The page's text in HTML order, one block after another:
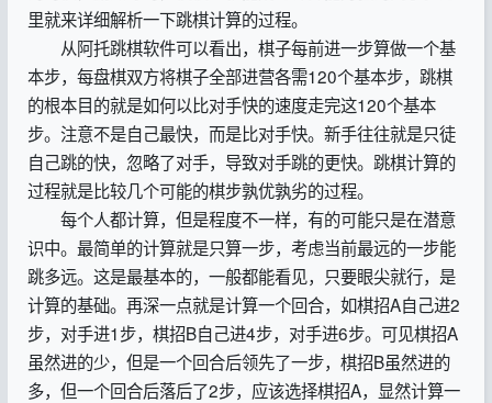
里就来详细解析一下跳棋计算的过程。
从阿托跳棋软件可以看出，棋子每前进一步算做一个基
本步，每盘棋双方将棋子全部进营各需120个基本步，跳棋
的根本目的就是如何以比对手快的速度走完这120个基本
步。注意不是自己最快，而是比对手快。新手往往就是只徒
自己跳的快，忽略了对手，导致对手跳的更快。跳棋计算的
过程就是比较几个可能的棋步孰优孰劣的过程。
每个人都计算，但是程度不一样，有的可能只是在潜意
识中。最简单的计算就是只算一步，考虑当前最远的一步能
跳多远。这是最基本的，一般都能看见，只要眼尖就行，是
计算的基础。再深一点就是计算一个回合，如棋招A自己进2
步，对手进1步，棋招B自己进4步，对手进6步。可见棋招A
虽然进的少，但是一个回合后领先了一步，棋招B虽然进的
多，但一个回合后落后了2步，应该选择棋招A，显然计算一